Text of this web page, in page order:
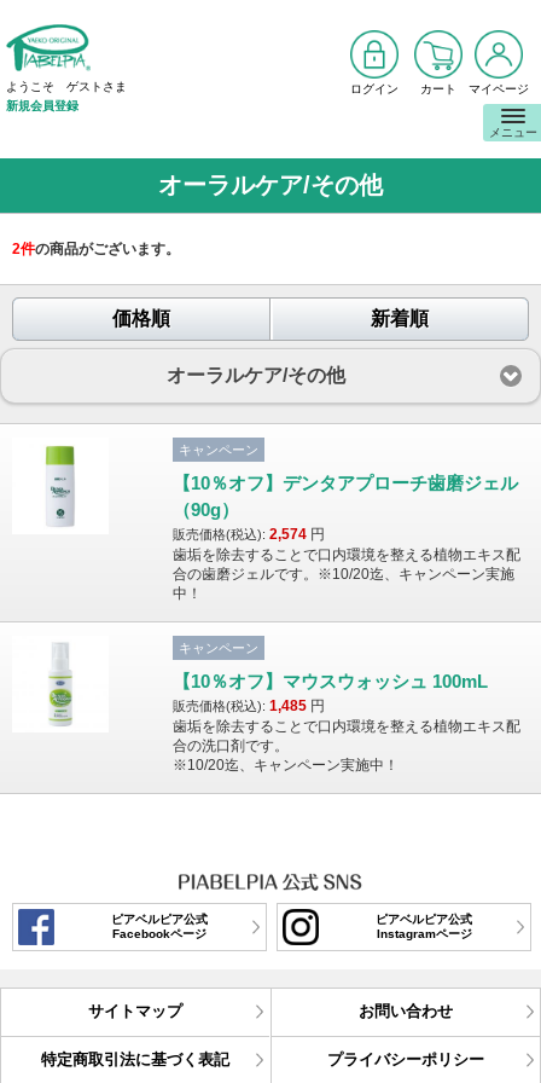
ようこそ ゲストさま
新規会員登録
ログイン カート マイページ
オーラルケア/その他
2件の商品がございます。
価格順 新着順
オーラルケア/その他
キャンペーン
【10％オフ】デンタアプローチ歯磨ジェル
（90g）
販売価格(税込): 2,574 円
歯垢を除去することで口内環境を整える植物エキス配
合の歯磨ジェルです。※10/20迄、キャンペーン実施
中！
キャンペーン
【10％オフ】マウスウォッシュ 100mL
販売価格(税込): 1,485 円
歯垢を除去することで口内環境を整える植物エキス配
合の洗口剤です。
※10/20迄、キャンペーン実施中！
メニュー
ピアベルピア公式
Facebookページ
ピアベルピア公式
Instagramページ
サイトマップ お問い合わせ
特定商取引法に基づく表記 プライバシーポリシー